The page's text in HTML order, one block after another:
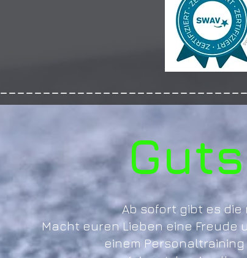
Ab sofort gibt es die
Macht euren Lieben eine Freude
einem